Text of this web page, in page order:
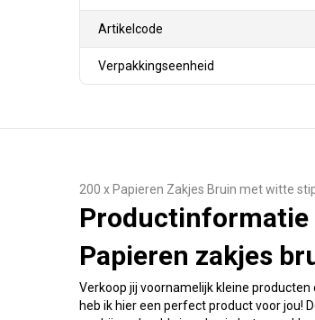
Artikelcode
Verpakkingseenheid
200 x Papieren Zakjes Bruin met witte
Productinformatie
Papieren zakjes
Verkoop jij voornamelijk kleine
heb ik hier een perfect product voor jou!